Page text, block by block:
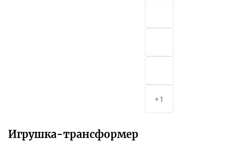
Игрушка-трансформер
+1